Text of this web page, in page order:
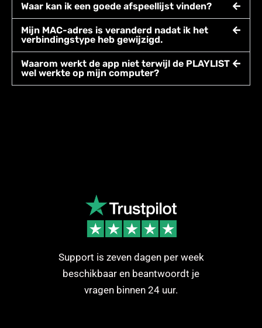
Waar kan ik een goede afspeellijst vinden?
Mijn MAC-adres is veranderd nadat ik het
verbindingstype heb gewijzigd.
Waarom werkt de app niet terwijl de PLAYLIST
wel werkte op mijn computer?
Support is zeven dagen per week
beschikbaar en beantwoordt je
vragen binnen 24 uur.